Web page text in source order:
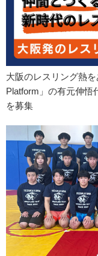
大阪のレスリング熱
Platform」の有元伸悟
を募集